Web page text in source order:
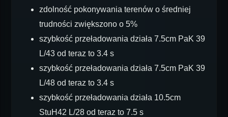
zdolność pokonywania terenów o średniej
trudności zwiększono o 5%
szybkość przeładowania działa 7.5cm PaK 39
L/43 od teraz to 3.4 s
szybkość przeładowania działa 7.5cm PaK 39
L/48 od teraz to 3.4 s
szybkość przeładowania działa 10.5cm
StuH42 L/28 od teraz to 7.5 s